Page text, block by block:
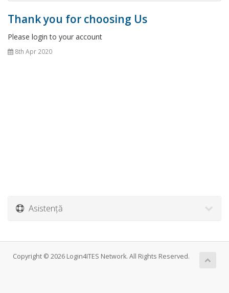
Thank you for choosing Us
Please login to your account
8th Apr 2020
Asistență
Copyright © 2026 Login4ITES Network. All Rights Reserved.